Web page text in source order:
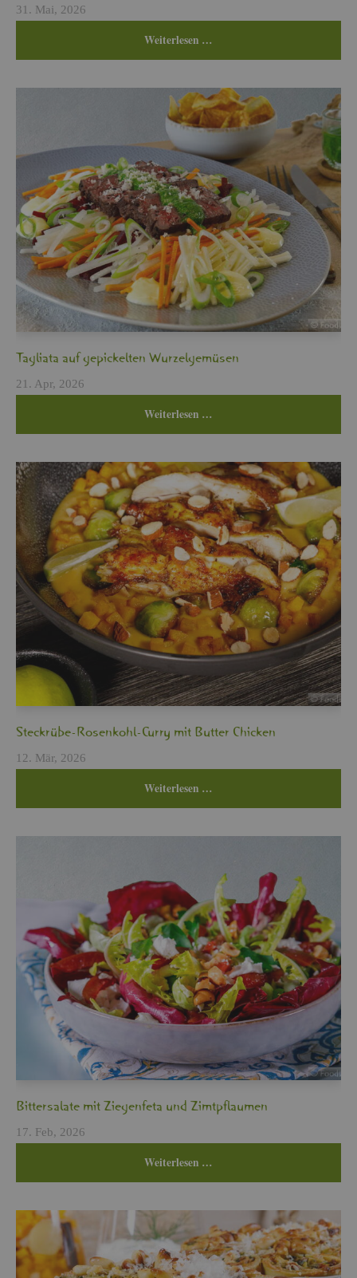
31. Mai, 2026
Wei­ter­le­sen …
Ta­glia­ta auf ge­pi­ckel­ten Wur­zel­ge­mü­sen
21. Apr, 2026
Wei­ter­le­sen …
Steck­rü­be-Ro­sen­kohl-Curry mit But­ter Chi­cken
12. Mär, 2026
Wei­ter­le­sen …
Bit­ter­sa­la­te mit Zie­gen­fe­ta und Zimt­pflau­men
17. Feb, 2026
Wei­ter­le­sen …